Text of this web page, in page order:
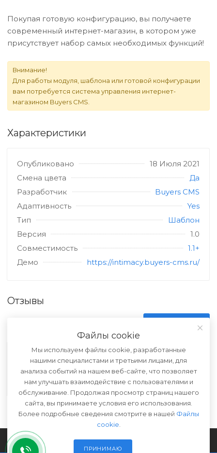
Покупая готовую конфигурацию, вы получаете
современный интернет-магазин, в котором уже
присутствует набор самых необходимых функций!
Внимание!
Для работы модуля, шаблона или готовой конфигурации
вам потребуется система управления интернет-
магазином Buyers CMS.
Характеристики
Опубликовано
18 Июля 2021
Смена цвета
Да
Разработчик
Buyers CMS
Адаптивность
Yes
Тип
Шаблон
Версия
1.0
Совместимость
1.1+
Демо
https://intimacy.buyers-cms.ru/
Отзывы
Помогите другим пользователям с выбором -
будьте первым, кто поделится своим мнением
об этом товаре.
2026 © Buyers CMS - скрипт интернет-магазина премиум
класса. Все права защищены.
Файлы cookie
Мы используем файлы cookie, разработанные
нашими специалистами и третьими лицами, для
анализа событий на нашем веб-сайте, что позволяет
нам улучшать взаимодействие с пользователями и
обслуживание. Продолжая просмотр страниц нашего
сайта, вы принимаете условия его использования.
Более подробные сведения смотрите в нашей Файлы
cookie
ПРИНИМАЮ